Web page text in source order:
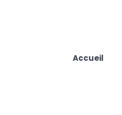
Accueil